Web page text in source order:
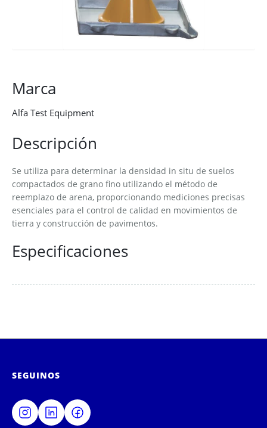
Marca
Alfa Test Equipment
Descripción
Se utiliza para determinar la densidad in situ de suelos
compactados de grano fino utilizando el método de
reemplazo de arena, proporcionando mediciones precisas
esenciales para el control de calidad en movimientos de
tierra y construcción de pavimentos.
Especificaciones
SEGUINOS